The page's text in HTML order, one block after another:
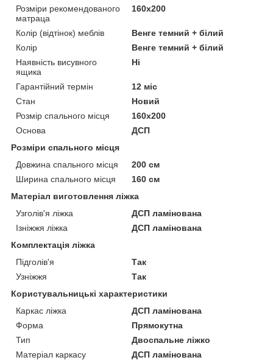
Розміри рекомендованого
матраца
160х200
Колір (відтінок) меблів
Венге темний + білий
Колір
Венге темний + білий
Наявність висувного
ящика
Ні
Гарантійний термін
12 міс
Стан
Новий
Розмір спального місця
160х200
Основа
ДСП
Розміри спального місця
Довжина спального місця
200 см
Ширина спального місця
160 см
Матеріал виготовлення ліжка
Узголів'я ліжка
ДСП ламінована
Ізніжжя ліжка
ДСП ламінована
Комплектація ліжка
Підголів'я
Так
Узніжжя
Так
Користувальницькі характеристики
Каркас ліжка
ДСП ламінована
Форма
Прямокутна
Тип
Двоспальне ліжко
Матеріал каркасу
ДСП ламінована